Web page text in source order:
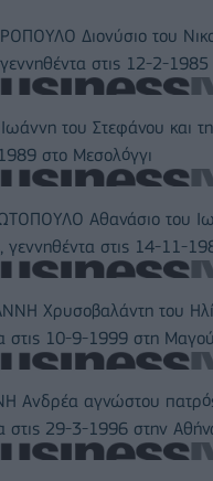
Διονύσιο του
γεννηθέντα στις 12-2-
του Στεφάνου και
στο Μεσολόγγι
Αθανάσιο του
γεννηθέντα στις 14-11-
Χρυσοβαλάντη του
στις 10-9-1999 στη
Ανδρέα αγνώστου πατρός
στις 29-3-1996 στην